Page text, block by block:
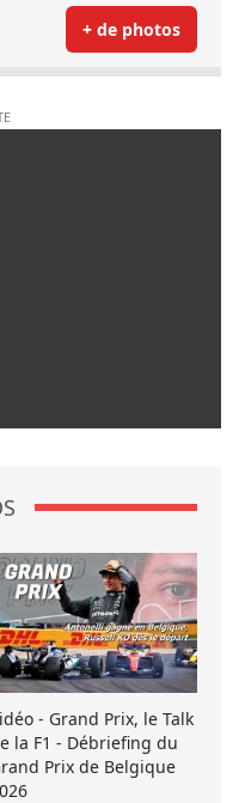
+ de photos
- Grand Prix, le Talk
la F1 - Débriefing du
Prix de Belgique